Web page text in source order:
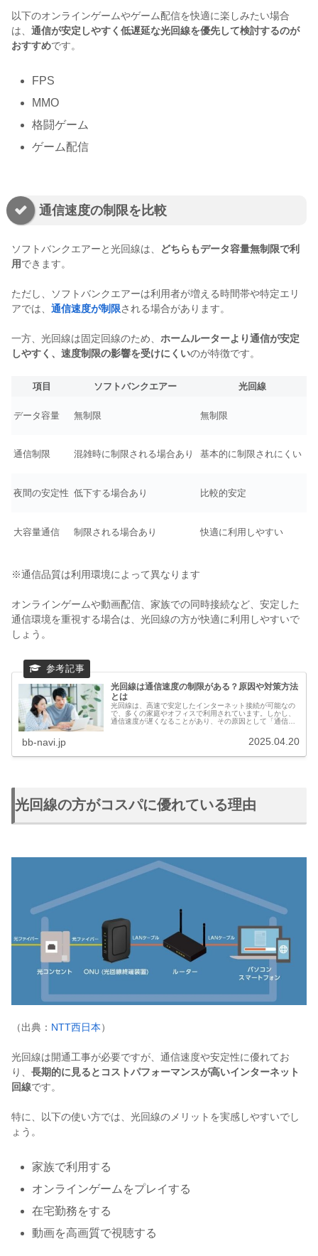
以下のオンラインゲームやゲーム配信を快適に楽しみたい場合
は、 通信が安定しやすく低遅延な光回線を優先して検討するのが
おすすめです。
FPS
MMO
格闘ゲーム
ゲーム配信
通信速度の制限を比較
ソフトバンクエアーと光回線は、
どちらもデータ容量無制限で利
用できます。
ただし、ソフトバンクエアーは利用者が増える時間帯や特定エリ
アでは、 通信速度が制限される場合があります。
一方、光回線は固定回線のため、 ホームルーターより通信が安定
しやすく、速度制限の影響を受けにくいのが特徴です。
項目 ソフトバンクエアー 光回線
データ容量 無制限 無制限
通信制限 混雑時に制限される場合あり 基本的に制限されにくい
夜間の安定性 低下する場合あり 比較的安定
大容量通信 制限される場合あり 快適に利用しやすい
※通信品質は利用環境によって異なります
オンラインゲームや動画配信、家族での同時接続など、安定した
通信環境を重視する場合は、光回線の方が快適に利用しやすいで
しょう。
光回線は通信速度の制限がある？原因や対策方法
とは
光回線は、高速で安定したインターネット接続が可能なの
で、多くの家庭やオフィスで利用されています。しかし、
通信速度が遅くなることがあり、その原因として「通信速
bb-navi.jp 2025.04.20
光回線の方がコスパに優れている理由
（出典： NTT西日本）
光回線は開通工事が必要ですが、通信速度や安定性に優れてお
り、 長期的に見るとコストパフォーマンスが高いインターネット
回線です。
特に、以下の使い方では、光回線のメリットを実感しやすいでし
ょう。
家族で利用する
オンラインゲームをプレイする
在宅勤務をする
動画を高画質で視聴する